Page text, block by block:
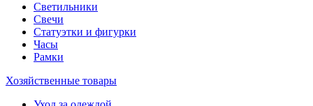
Светильники
Свечи
Статуэтки и фигурки
Часы
Рамки
Хозяйственные товары